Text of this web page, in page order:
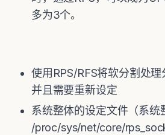
多为3个。
使用RPS/RFS将软分割处理
并且需要重新设定
系统整体的设定文件（系统
/proc/sys/net/core/